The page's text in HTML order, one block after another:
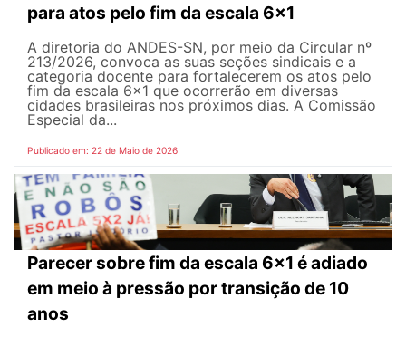
para atos pelo fim da escala 6x1
A diretoria do ANDES-SN, por meio da Circular nº
213/2026, convoca as suas seções sindicais e a
categoria docente para fortalecerem os atos pelo
fim da escala 6x1 que ocorrerão em diversas
cidades brasileiras nos próximos dias. A Comissão
Especial da...
Publicado em: 22 de Maio de 2026
Parecer sobre fim da escala 6x1 é adiado
em meio à pressão por transição de 10
anos